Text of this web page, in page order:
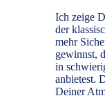
Ich zeige
der
mehr
gewinnst,
in
anbietest.
Deiner